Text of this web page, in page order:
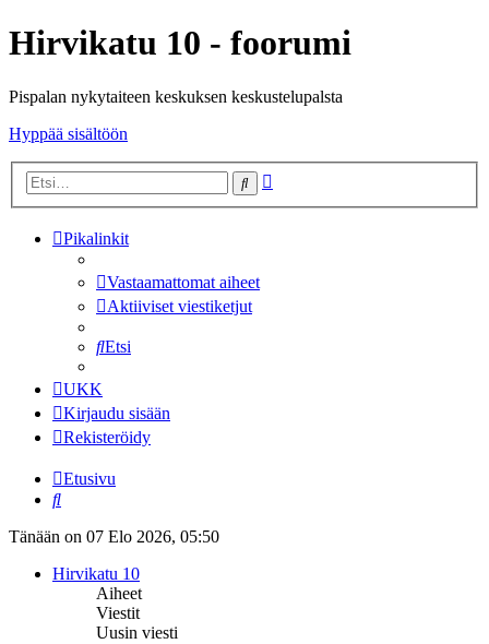
Hirvikatu 10 - foorumi
Pispalan nykytaiteen keskuksen keskustelupalsta
Hyppää sisältöön
Etsi
Pikalinkit
Vastaamattomat aiheet
Aktiiviset viestiketjut
Etsi
UKK
Kirjaudu sisään
Rekisteröidy
Etusivu
Etsi
Tänään on 07 Elo 2026, 05:50
Hirvikatu 10
Aiheet
Viestit
Uusin viesti